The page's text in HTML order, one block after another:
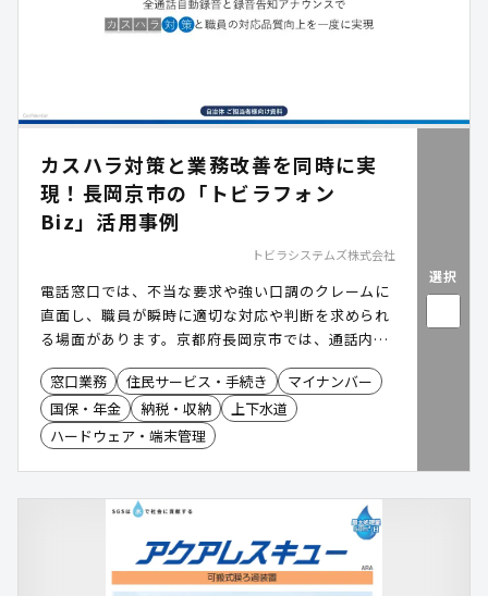
カスハラ対策と業務改善を同時に実
現！長岡京市の「トビラフォン
Biz」活用事例
トビラシステムズ株式会社
電話窓口では、不当な要求や強い口調のクレームに
直面し、職員が瞬時に適切な対応や判断を求められ
る場面があります。京都府長岡京市では、通話内容
の共有不足や録音運用の負担といった課題を抱えて
いました。トビラフォン Bizの導入により、全通話
の自動録音と録音告知を実現し、カスハラ対策と職
員の対応品質向上を同時に進めています。
窓口業務 住民サービス・手続き
マイナンバー
国保・年金
納税・収納
上下水道
ハードウェア・端末管理
選択